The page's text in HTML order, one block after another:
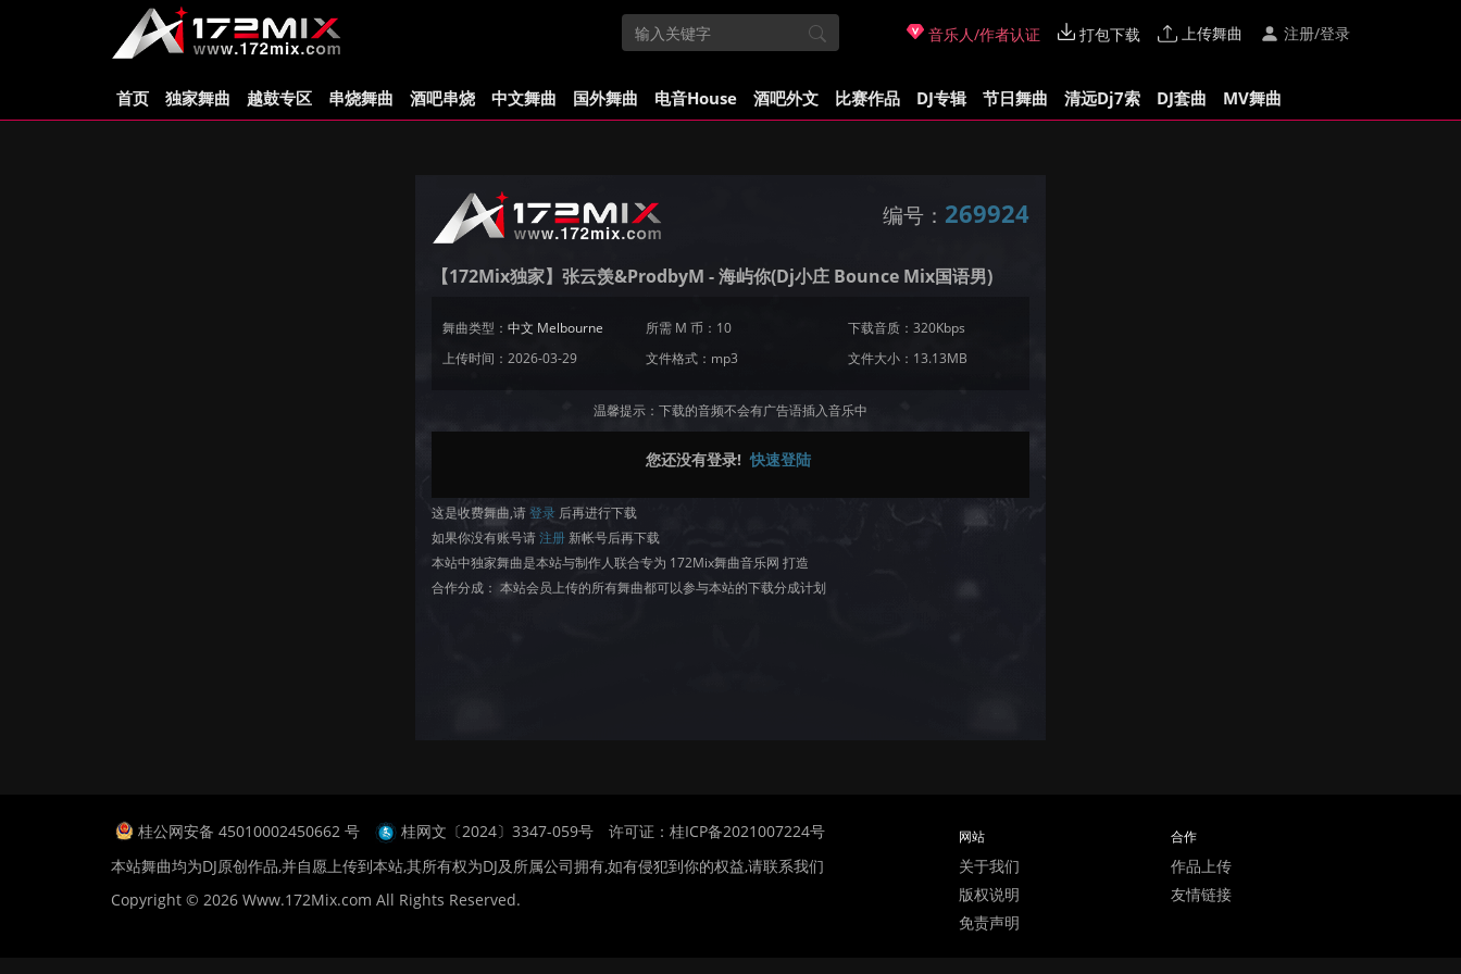
音乐人/作者认证 打包下载 上传舞曲 注册/登录
首页 独家舞曲 越鼓专区 串烧舞曲 酒吧串烧 中文舞曲 国外舞曲 电音House 酒吧外文 比赛作品 DJ专辑 节日舞曲 清远Dj7索 DJ套曲 MV舞曲
编号： 269924
【172Mix独家】张云羡&ProdbyM - 海屿你(Dj小庄 Bounce Mix国语男)
舞曲类型： 中文 Melbourne
上传时间：2026-03-29
所需 M 币：10
文件格式：mp3
下载音质：320Kbps
文件大小：13.13MB
温馨提示：下载的音频不会有广告语插入音乐中
您还没有登录! 快速登陆
这是收费舞曲,请登录 后再进行下载
如果你没有账号请注册 新帐号后再下载
本站中独家舞曲是本站与制作人联合专为 172Mix舞曲音乐网 打造
合作分成： 本站会员上传的所有舞曲都可以参与本站的下载分成计划
桂公网安备 45010002450662 号 桂网文〔2024〕3347-059号
许可证：桂ICP备2021007224号
本站舞曲均为DJ原创作品,并自愿上传到本站,其所有权为DJ及所属公司拥有,如有侵犯到你的权益,请联系我们
Copyright © 2026 Www.172Mix.com All Rights Reserved.
网站
关于我们
版权说明
免责声明
合作
作品上传
友情链接